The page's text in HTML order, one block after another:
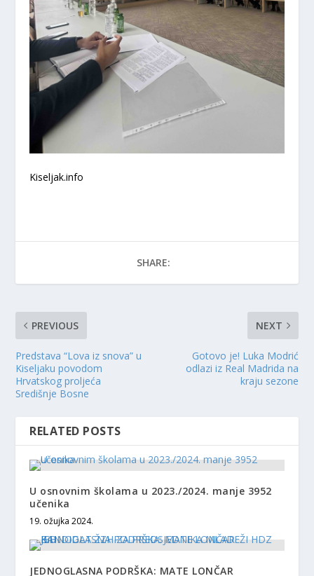
Kiseljak.info
SHARE:
PREVIOUS
Predstava “Lova iz snova” u
Kiseljaku povodom
Hrvatskog proljeća
Središnje Bosne
NEXT
Gotovo je! Luka Modrić
odlazi iz Real Madrida na
kraju sezone
RELATED POSTS
U osnovnim školama u 2023./2024. manje 3952
učenika
19. ožujka 2024.
JEDNOGLASNA PODRŠKA: MATE LONČAR